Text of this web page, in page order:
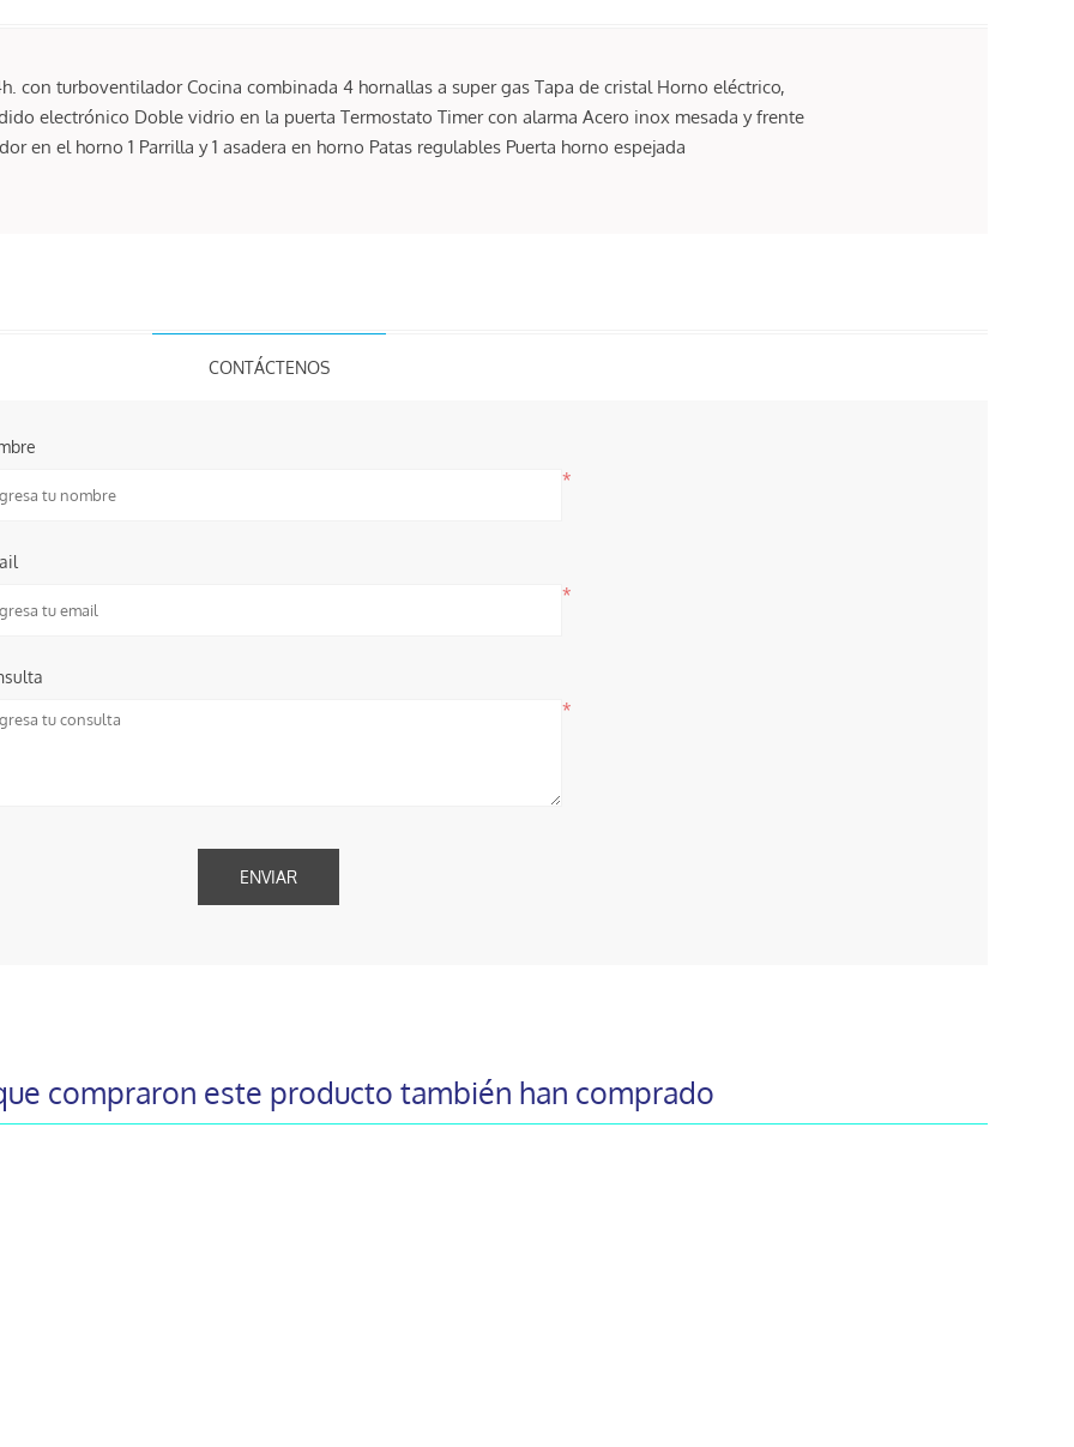
con turboventilador Cocina combinada 4 hornallas a super gas Tapa de cristal Horno eléctrico,
electrónico Doble vidrio en la puerta Termostato Timer con alarma Acero inox mesada y frente
en el horno 1 Parrilla y 1 asadera en horno Patas regulables Puerta horno espejada
CONTÁCTENOS
*
*
*
compraron este producto también han comprado